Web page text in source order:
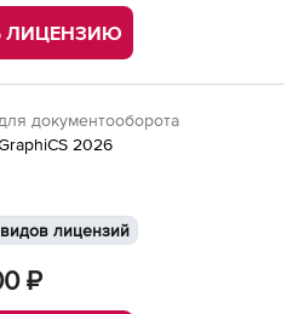
ЛИЦЕНЗИЮ
документооборота
2026
лицензий
₽